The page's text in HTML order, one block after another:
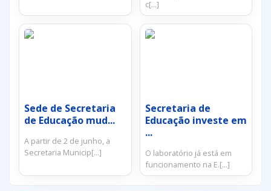
c[...]
Sede de Secretaria
de Educação mud...
A partir de 2 de junho, a
Secretaria Municip[...]
Secretaria de
Educação investe em
...
O laboratório já está em
funcionamento na E.[...]